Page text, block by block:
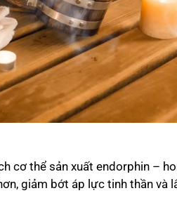
cơ thể sản xuất endorphin –
giảm bớt áp lực tinh thần và